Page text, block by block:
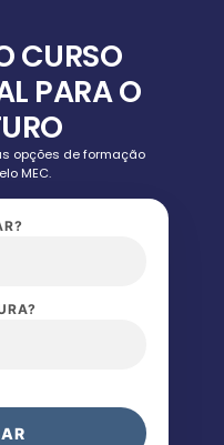
CURSO
PARA O
opções de formação
MEC.